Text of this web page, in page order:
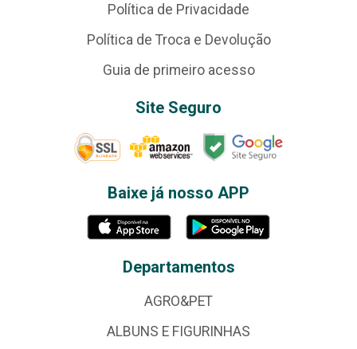
Política de Privacidade
Política de Troca e Devolução
Guia de primeiro acesso
Site Seguro
Baixe já nosso APP
Departamentos
AGRO&PET
ALBUNS E FIGURINHAS